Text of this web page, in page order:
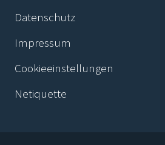
Datenschutz
Impressum
Cookieeinstellungen
Netiquette